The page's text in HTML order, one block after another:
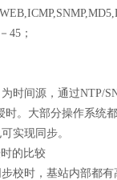
－ 45 ；
为时间源，通过NTP/
时。大部分操作系统
实现同步。
的比较
校时，基站内部都有